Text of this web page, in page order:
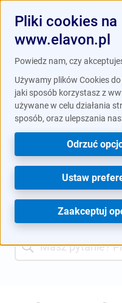
Prowadzenie firmy
aplikacją mobilną
Pobierz wGoogle
Czat z obsługą
Strefa klienta / Twoje
transakcji
Twoje
Pliki cookies na
www.elavon.pl
Powiedz nam, czy
Używamy plików Cookies
jaki sposób korzystasz z
używane w celu działania
sposób, oraz ulepszania
Zaakceptuj
Ustaw
Odrzuć